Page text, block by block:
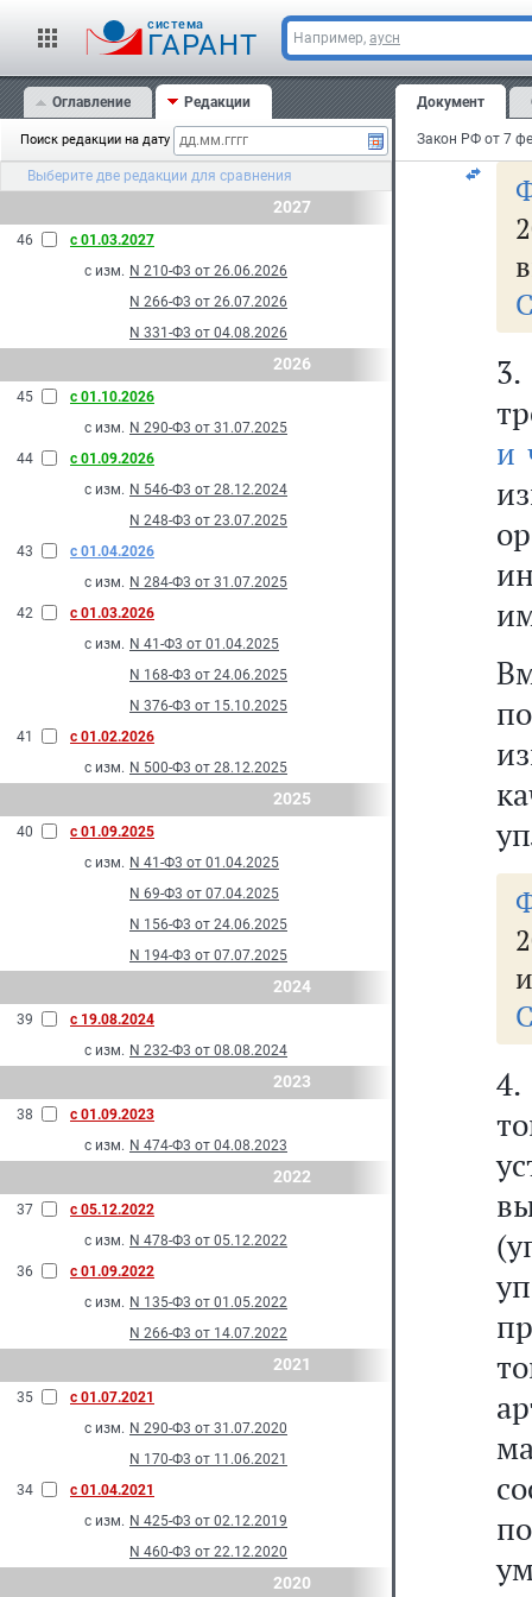
cистема
ГАРАНТ Например, аусн
Оглавление Редакции
Поиск редакции на дату
Выберите две редакции для сравнения
2027
46
с 01.03.2027
с изм. N 210-Ф3 от 26.06.2026
N 266-Ф3 от 26.07.2026
N 331-Ф3 от 04.08.2026
2026
45
с 01.10.2026
с изм. N 290-Ф3 от 31.07.2025
44
с 01.09.2026
с изм. N 546-Ф3 от 28.12.2024
N 248-Ф3 от 23.07.2025
43
с 01.04.2026
с изм. N 284-Ф3 от 31.07.2025
42
с 01.03.2026
с изм. N 41-Ф3 от 01.04.2025
N 168-Ф3 от 24.06.2025
N 376-Ф3 от 15.10.2025
41
с 01.02.2026
с изм. N 500-Ф3 от 28.12.2025
2025
40
с 01.09.2025
с изм. N 41-Ф3 от 01.04.2025
N 69-Ф3 от 07.04.2025
N 156-Ф3 от 24.06.2025
N 194-Ф3 от 07.07.2025
2024
39
с 19.08.2024
с изм. N 232-Ф3 от 08.08.2024
2023
38
с 01.09.2023
с изм. N 474-Ф3 от 04.08.2023
2022
37
с 05.12.2022
с изм. N 478-Ф3 от 05.12.2022
36
с 01.09.2022
с изм. N 135-Ф3 от 01.05.2022
N 266-Ф3 от 14.07.2022
2021
35
с 01.07.2021
с изм. N 290-Ф3 от 31.07.2020
N 170-Ф3 от 11.06.2021
34
с 01.04.2021
с изм. N 425-Ф3 от 02.12.2019
N 460-Ф3 от 22.12.2020
2020
Документ
и